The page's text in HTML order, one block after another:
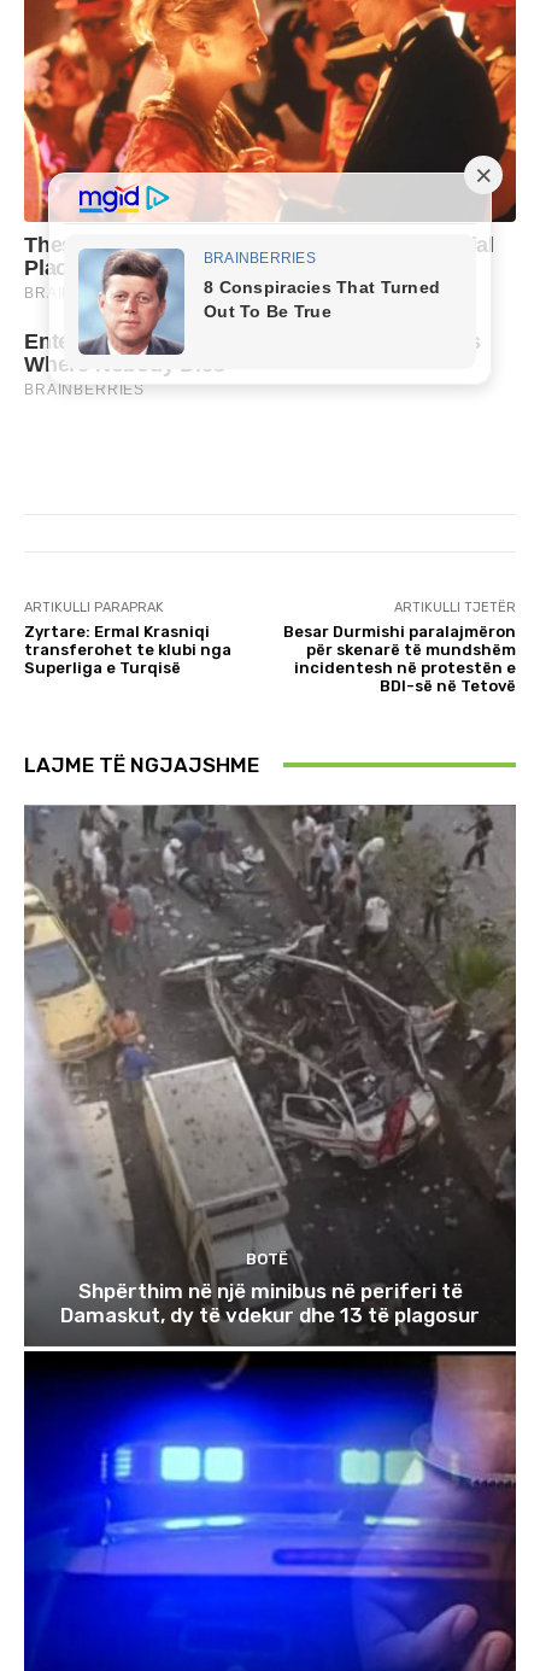
ARTIKULLI PARAPRAK
Zyrtare: Ermal Krasniqi
transferohet te klubi nga
Superliga e Turqisë
ARTIKULLI TJETËR
Besar Durmishi paralajmëron
për skenarë të mundshëm
incidentesh në protestën e
BDI-së në Tetovë
LAJME TË NGJAJSHME
BOTË
Shpërthim në një minibus në periferi të
Damaskut, dy të vdekur dhe 13 të plagosur